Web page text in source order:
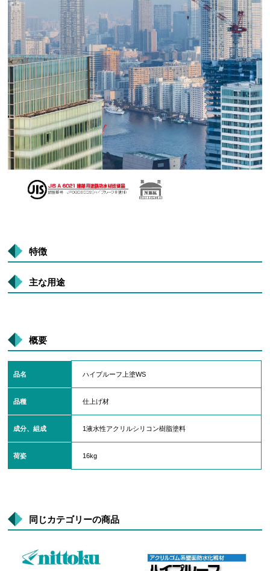
特徴
主な用途
概要
品名 ハイプルーフ上塗WS
品種 仕上げ材
成分、組成 1液水性アクリルシリコン樹脂塗料
荷姿 16kg
同じカテゴリーの商品